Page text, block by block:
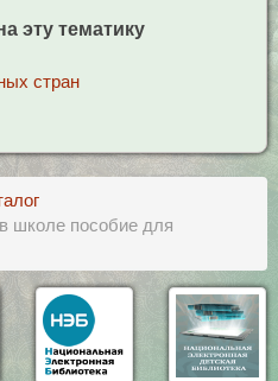
эту тематику
стран
школе пособие для